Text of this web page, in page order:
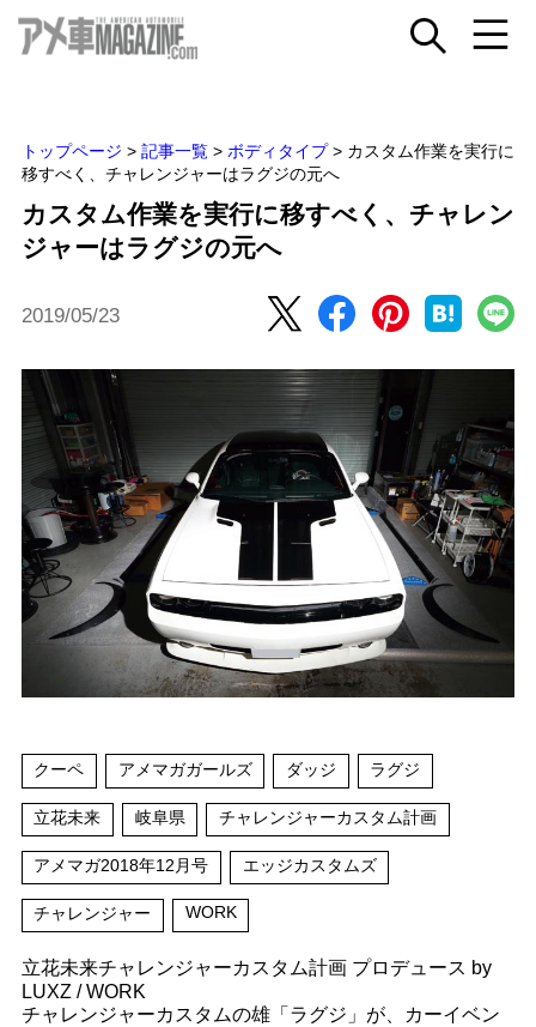
トップページ > 記事一覧 > ボディタイプ > カスタム作業を実行に
移すべく、チャレンジャーはラグジの元へ
カスタム作業を実行に移すべく、チャレン
ジャーはラグジの元へ
2019/05/23
クーペ アメマガガールズ ダッジ ラグジ
立花未来 岐阜県 チャレンジャーカスタム計画
アメマガ2018年12月号 エッジカスタムズ
チャレンジャー WORK
立花未来チャレンジャーカスタム計画 プロデュース by
LUXZ / WORK
チャレンジャーカスタムの雄「ラグジ」が、カーイベン